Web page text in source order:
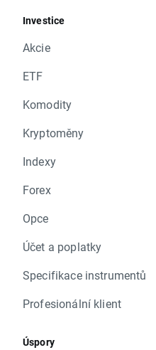
Investice
Akcie
ETF
Komodity
Kryptoměny
Indexy
Forex
Opce
Účet a poplatky
Specifikace instrumentů
Profesionální klient
Úspory